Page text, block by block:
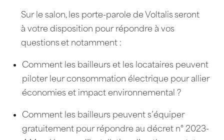
Sur le salon, les porte-parole de Voltalis seront
à votre disposition pour répondre à vos
questions et notamment :
Comment les bailleurs et les locataires peuvent
piloter leur consommation électrique pour allier
économies et impact environnemental ?
Comment les bailleurs peuvent s’équiper
gratuitement pour répondre au décret n° 2023-